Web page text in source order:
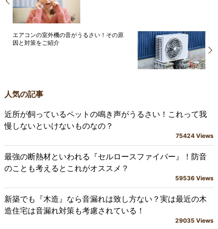
エアコンの室外機の音がうるさい！その原
因と対策をご紹介
人気の記事
近所が飼っているペットの鳴き声がうるさい！これって我
慢しないといけないものなの？
75424 Views
最強の断熱材といわれる『セルロースファイバー』！防音
のことも考えるとこれがオススメ？
59536 Views
新築でも『木造』なら音漏れは致し方ない？実は最近の木
造住宅は音漏れ対策も考慮されている！
29035 Views